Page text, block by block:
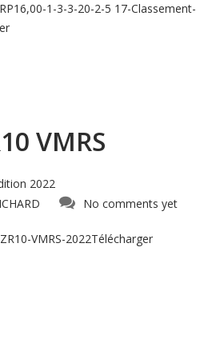
1-3-3-20-2-5 17-Classement-
VMRS
2022
No comments yet
VMRS-2022Télécharger